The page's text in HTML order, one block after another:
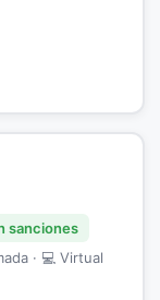
sanciones
· 💻 Virtual